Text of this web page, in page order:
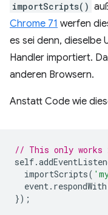
importScripts()
Chrome 71 werfen
es sei denn, dieselbe
Handler importiert.
anderen Browsern.
Anstatt Code wie
// This only works
self.
importScripts(
event. respondWith
});